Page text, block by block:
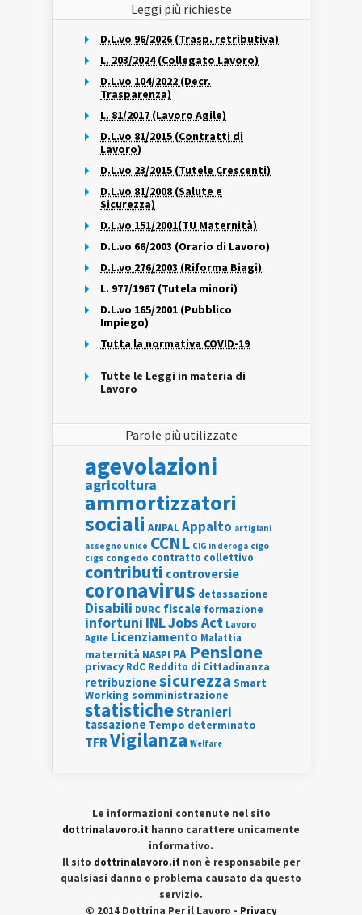
Leggi più richieste
D.L.vo 96/2026 (Trasp. retributiva)
L. 203/2024 (Collegato Lavoro)
D.L.vo 104/2022 (Decr.
Trasparenza)
L. 81/2017 (Lavoro Agile)
D.L.vo 81/2015 (Contratti di
Lavoro)
D.L.vo 23/2015 (Tutele Crescenti)
D.L.vo 81/2008 (Salute e
Sicurezza)
D.L.vo 151/2001(TU Maternità)
D.L.vo 66/2003 (Orario di Lavoro)
D.L.vo 276/2003 (Riforma Biagi)
L. 977/1967 (Tutela minori)
D.L.vo 165/2001 (Pubblico
Impiego)
Tutta la normativa COVID-19
Tutte le Leggi in materia di
Lavoro
Parole più utilizzate
agevolazioni
agricoltura
ammortizzatori
sociali ANPALAppalto artigiani
assegno unico CCNL CIG in deroga cigo
cigs congedo contratto collettivo
contributi controversie
coronavirus detassazione
Disabili DURC fiscale formazione
infortuni INLJobs Act Lavoro
Agile Licenziamento Malattia
maternità NASPI PA Pensione
privacy RdC Reddito di Cittadinanza
retribuzionesicurezza Smart
Working somministrazione
statisticheStranieri
tassazione Tempo determinato
TFRVigilanza Welfare
Le informazioni contenute nel sito
dottrinalavoro.it hanno carattere unicamente
informativo.
Il sito dottrinalavoro.it non è responsabile per
qualsiasi danno o problema causato da questo
servizio.
© 2014 Dottrina Per il Lavoro - Privacy